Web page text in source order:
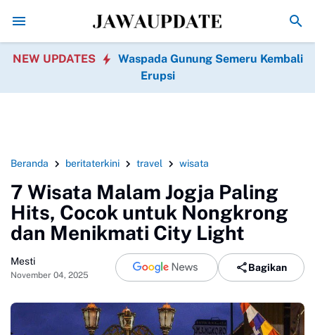
Hari Pramuka 2026 Tanggal Berapa? Cek Tema
NEW UPDATES
Waspada Gunung Semeru Kembali
Erupsi
Beranda beritaterkini travel wisata
7 Wisata Malam Jogja Paling
Hits, Cocok untuk Nongkrong
dan Menikmati City Light
Mesti
November 04, 2025
Bagikan